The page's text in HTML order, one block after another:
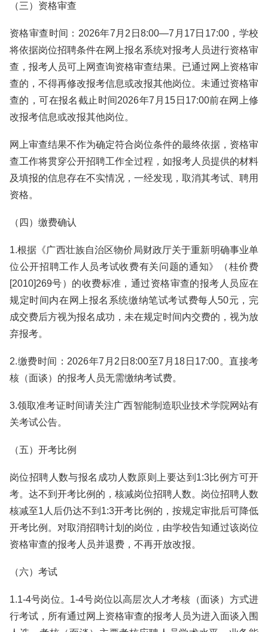
（三）资格审查
资格审查时间：2026年7月2日8:00—7月17日17:00，学校
将依据岗位招聘条件在网上报名系统对报考人员进行资格审
查，报考人员可上网查询资格审查结果。已通过网上资格审
查的，不得再修改报考信息或改报其他岗位。未通过资格审
查的，可在报名截止时间2026年7月15日17:00前在网上修
改报考信息或改报其他岗位。
网上审查结果不作为确定符合岗位条件的最终依据，资格审
查工作将贯穿公开招聘工作全过程，如报考人员提供的材料
及填报的信息存在不实情况，一经发现，取消其考试、聘用
资格。
（四）缴费确认
1.根据《广西壮族自治区物价局财政厅关于重新明确事业单
位公开招聘工作人员考试收费有关问题的通知》（桂价费
[2010]269号）的收费标准，通过资格审查的报考人员应在
规定时间内在网上报名系统缴纳笔试考试费每人50元，完
成交费后方视为报名成功，未在规定时间内交费的，视为放
弃报考。
2.缴费时间：2026年7月2日8:00至7月18日17:00。直接考
核（面谈）的报考人员无需缴纳考试费。
3.领取准考证时间请关注广西智能制造职业技术学院网站有
关考试公告。
（五）开考比例
岗位招聘人数与报名成功人数原则上要达到1:3比例方可开
考。达不到开考比例的，核减岗位招聘人数。岗位招聘人数
核减至1人后仍达不到1:3开考比例的，按规定审批后可降低
开考比例。对取消招聘计划的岗位，由学校告知通过该岗位
资格审查的报考人员并退费，不再开放改报。
（六）考试
1.1-4号岗位。1-4号岗位以高层次人才考核（面谈）方式进
行考试，所有通过网上资格审查的报考人员为进入面谈入围